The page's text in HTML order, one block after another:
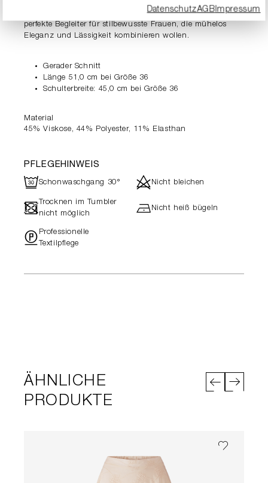
oder als Layering- Piece – diese Collagejacke ist der
perfekte Begleiter für stilbewusste Frauen, die mühelos
Eleganz und Lässigkeit kombinieren wollen.
Gerader Schnitt
Länge 51,0 cm bei Größe 36
Schulterbreite: 45,0 cm bei Größe 36
Material
45% Viskose, 44% Polyester, 11% Elasthan
PFLEGEHINWEIS
RSchonwaschgang 30° dNicht bleichen
- Trocknen im Tumbler
nicht möglich
hNicht heiß bügeln
"Professionelle
Textilpflege
ÄHNLICHE
PRODUKTE
DatenschutzAGBImpressum